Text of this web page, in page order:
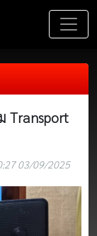
Transport
03/09/2025